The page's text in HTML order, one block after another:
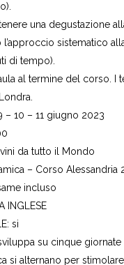
una degustazione
sistematico
di tempo).
aula al termine del corso. I
– 10 – 11 giugno 2023
da tutto il Mondo
– Corso Alessandria
incluso
INGLESE
si
su cinque
si alternano per